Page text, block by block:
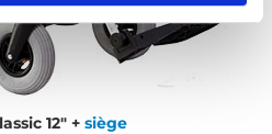
12" + siège